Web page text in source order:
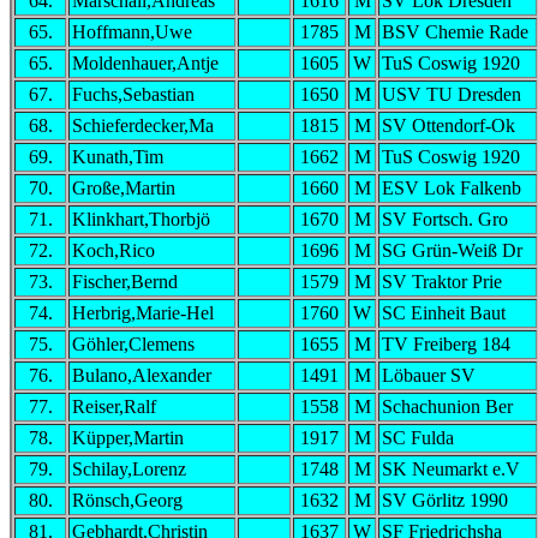
65.
Hoffmann,Uwe 1785 M BSV Chemie Rade
65.
Moldenhauer,Antje 1605 W TuS Coswig 1920
67.
Fuchs,Sebastian 1650 M USV TU Dresden
68.
Schieferdecker,Ma 1815 M
SV Ottendorf-Ok
69.
Kunath,Tim 1662 M TuS Coswig 1920
70.
Große,Martin 1660 M ESV Lok Falkenb
71.
Klinkhart,Thorbjö 1670 M
SV Fortsch. Gro
72.
Koch,Rico 1696 M
SG Grün-Weiß Dr
73.
Fischer,Bernd 1579 M
SV Traktor Prie
74.
Herbrig,Marie-Hel 1760 W SC Einheit Baut
75.
Göhler,Clemens 1655 M TV Freiberg 184
76.
Bulano,Alexander 1491 M Löbauer SV
77.
Reiser,Ralf 1558 M
Schachunion Ber
78.
Küpper,Martin 1917 M
SC Fulda
79.
Schilay,Lorenz 1748 M
SK Neumarkt e.V
80.
Rönsch,Georg 1632 M
SV Görlitz 1990
81.
Gebhardt,Christin 1637 W SF Friedrichsha